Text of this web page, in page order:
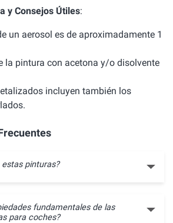
y Consejos Útiles:
un aerosol es de aproximadamente 1
la pintura con acetona y/o disolvente
incluyen también los
pinturas?
fundamentales de las
para coches?